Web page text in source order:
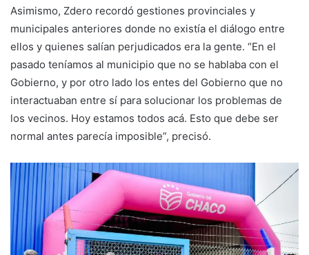
Asimismo, Zdero recordó gestiones provinciales y
municipales anteriores donde no existía el diálogo entre
ellos y quienes salían perjudicados era la gente. “En el
pasado teníamos al municipio que no se hablaba con el
Gobierno, y por otro lado los entes del Gobierno que no
interactuaban entre sí para solucionar los problemas de
los vecinos. Hoy estamos todos acá. Esto que debe ser
normal antes parecía imposible”, precisó.